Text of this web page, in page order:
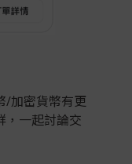
/加密貨幣有更
，一起討論交